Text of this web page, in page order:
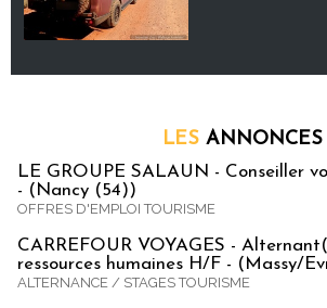
LES ANNONCES
LE GROUPE SALAUN - Conseiller
- (Nancy (54))
OFFRES D'EMPLOI TOURISME
CARREFOUR VOYAGES -
ressources humaines H/F - (Massy/
ALTERNANCE / STAGES TOURISME